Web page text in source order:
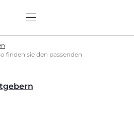
finden sie den passenden